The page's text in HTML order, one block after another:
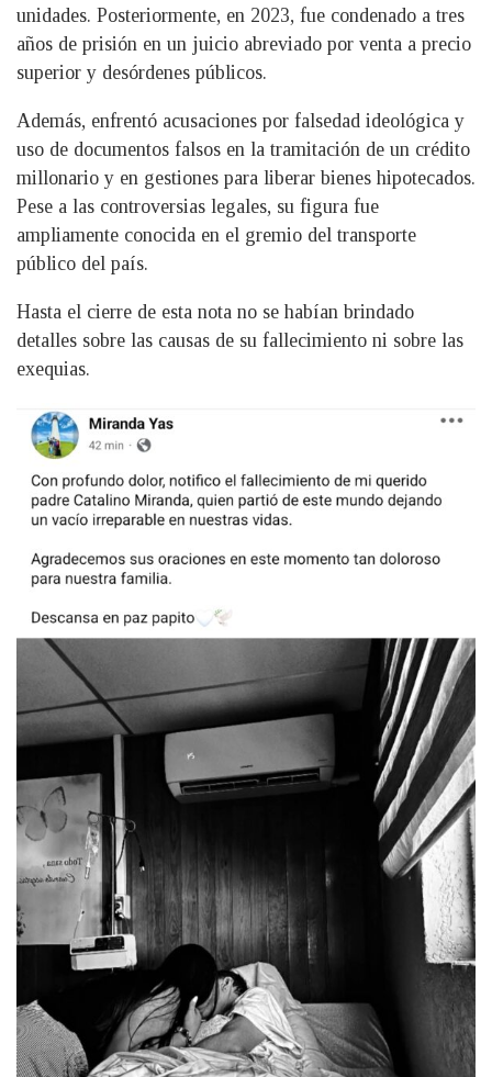
unidades. Posteriormente, en 2023, fue condenado a tres
años de prisión en un juicio abreviado por venta a precio
superior y desórdenes públicos.
Además, enfrentó acusaciones por falsedad ideológica y
uso de documentos falsos en la tramitación de un crédito
millonario y en gestiones para liberar bienes hipotecados.
Pese a las controversias legales, su figura fue
ampliamente conocida en el gremio del transporte
público del país.
Hasta el cierre de esta nota no se habían brindado
detalles sobre las causas de su fallecimiento ni sobre las
exequias.